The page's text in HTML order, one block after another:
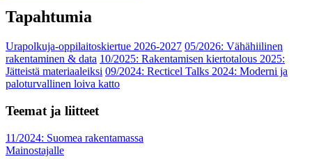
Tapahtumia
Urapolkuja-oppilaitoskiertue 2026-2027 05/2026: Vähähiilinen
rakentaminen & data 10/2025: Rakentamisen kiertotalous 2025:
Jätteistä materiaaleiksi 09/2024: Recticel Talks 2024: Moderni ja
paloturvallinen loiva katto
Teemat ja liitteet
11/2024: Suomea rakentamassa
Mainostajalle